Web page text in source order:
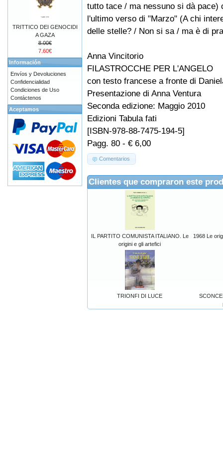
tutto tace / ma nessuno si dà pace)
l'ultimo verso di "Marzo" (A chi
delle stelle? / Non si sa / ma è di
Anna Vincitorio
FILASTROCCHE PER L'ANGELO
con testo francese a fronte di
Presentazione di Anna Ventura
Seconda edizione: Maggio 2010
Edizioni Tabula fati
[ISBN-978-88-7475-194-5]
Pagg. 80 - € 6,00
Comentarios
Clientes que compraron este
IL PARTITO COMUNISTA ITALIANO. Le
origini e gli artefici
1968 Le
TRIONFI DI LUCE
TRITTICO DEI GENOCIDI
A GAZA
8.00€
7.60€
Información
Envíos y Devoluciones
Confidencialidad
Condiciones de Uso
Contáctenos
Aceptamos